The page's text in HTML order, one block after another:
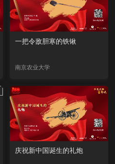
一把令敌胆寒的铁锹
南京农业大学
庆祝新中国诞生的礼炮